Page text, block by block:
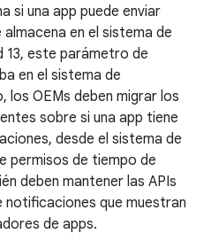
si una app puede enviar
en el sistema de
13, este parámetro de
en el sistema de
OEMs deben migrar los
sobre si una app tiene
desde el sistema de
permisos de tiempo de
deben mantener las APIs
que muestran
de apps.